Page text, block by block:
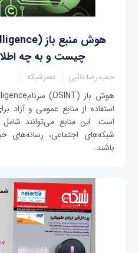
چیست و به چه
حمیدرضا تائبی عصرشبکه
استفاده از منابع عمومی و آزاد
است. این منابع می‌توانند
شبکه‌های اجتماعی، رسانه‌های
باشند.